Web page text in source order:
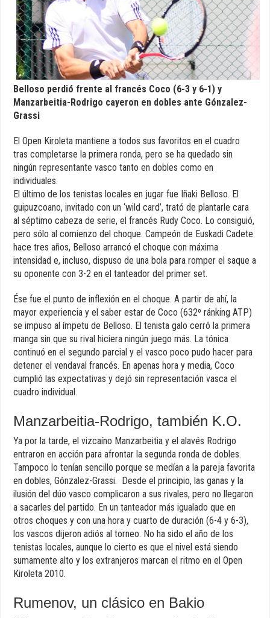
Belloso perdió frente al francés Coco (6-3 y 6-1) y
Manzarbeitia-Rodrigo cayeron en dobles ante Gónzalez-
Grassi
El Open Kiroleta mantiene a todos sus favoritos en el cuadro
tras completarse la primera ronda, pero se ha quedado sin
ningún representante vasco tanto en dobles como en
individuales.
El último de los tenistas locales en jugar fue Iñaki Belloso. El
guipuzcoano, invitado con un ‘wild card’, trató de plantarle cara
al séptimo cabeza de serie, el francés Rudy Coco. Lo consiguió,
pero sólo al comienzo del choque. Campeón de Euskadi Cadete
hace tres años, Belloso arrancó el choque con máxima
intensidad e, incluso, dispuso de una bola para romper el saque a
su oponente con 3-2 en el tanteador del primer set.
Ése fue el punto de inflexión en el choque. A partir de ahí, la
mayor experiencia y el saber estar de Coco (632º ránking ATP)
se impuso al ímpetu de Belloso. El tenista galo cerró la primera
manga sin que su rival hiciera ningún juego más. La tónica
continuó en el segundo parcial y el vasco poco pudo hacer para
detener el vendaval francés. En apenas hora y media, Coco
cumplió las expectativas y dejó sin representación vasca el
cuadro individual.
Manzarbeitia-Rodrigo, también K.O.
Ya por la tarde, el vizcaíno Manzarbeitia y el alavés Rodrigo
entraron en acción para afrontar la segunda ronda de dobles.
Tampoco lo tenían sencillo porque se medían a la pareja favorita
en dobles, Gónzalez-Grassi. Desde el principio, las ganas y la
ilusión del dúo vasco complicaron a sus rivales, pero no llegaron
a sacarles del partido. En un tanteador más igualado que en
otros choques y con una hora y cuarto de duración (6-4 y 6-3),
los vascos dijeron adiós al torneo. No ha sido el año de los
tenistas locales, aunque lo cierto es que el nivel está siendo
sumamente alto y los extranjeros marcan el ritmo en el Open
Kiroleta 2010.
Rumenov, un clásico en Bakio